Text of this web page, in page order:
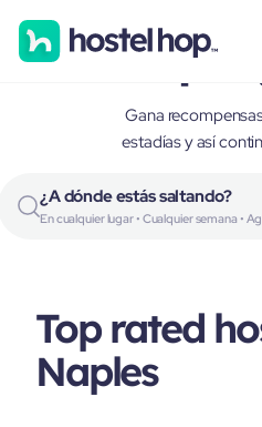
Gana
estadías y así
¿A dónde estás saltando?
En cualquier lugar • Cualquier semana •
Top rated
Naples